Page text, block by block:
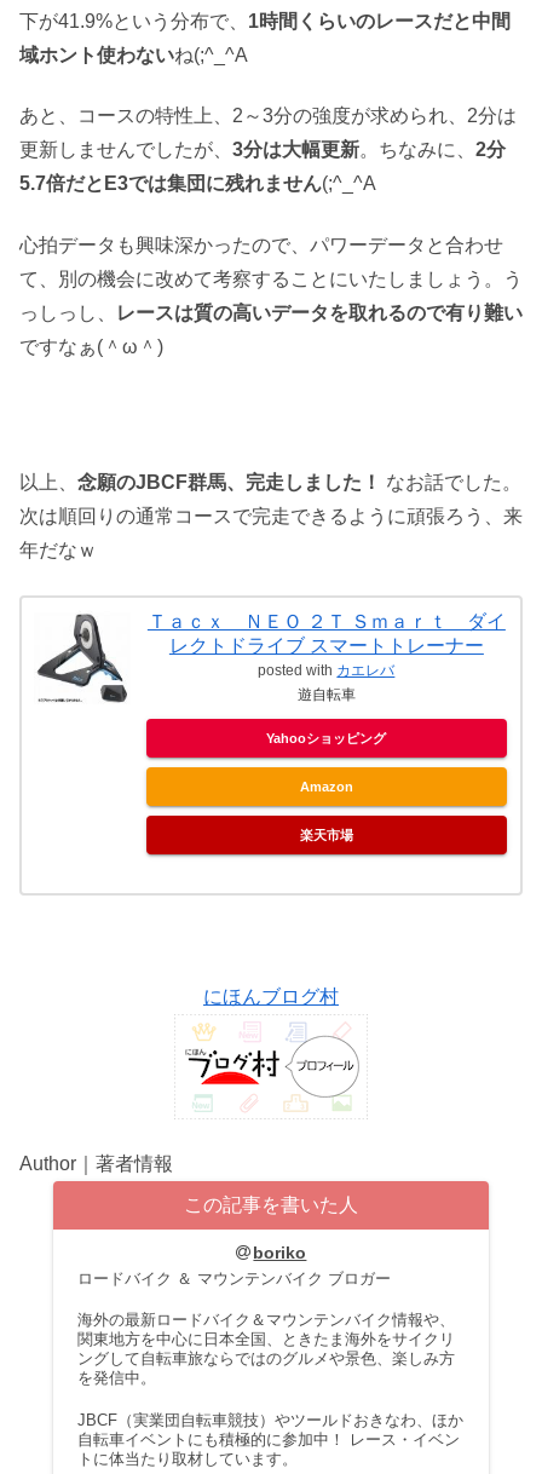
下が41.9%という分布で、 1時間くらいのレースだと中間
域ホント使わないね(;^_^A
あと、コースの特性上、2～3分の強度が求められ、2分は
更新しませんでしたが、 3分は大幅更新。ちなみに、 2分
5.7倍だとE3では集団に残れません(;^_^A
心拍データも興味深かったので、パワーデータと合わせ
て、別の機会に改めて考察することにいたしましょう。う
っしっし、
レースは質の高いデータを取れるので有り難い
ですなぁ(＾ω＾)
以上、 念願のJBCF群馬、完走しました！
なお話でした。
次は順回りの通常コースで完走できるように頑張ろう、来
年だなｗ
Ｔａｃｘ ＮＥＯ ２Ｔ Ｓｍａｒｔ ダイ
レクトドライブ スマートトレーナー
posted with カエレバ
遊自転車
Yahooショッピング
Amazon
楽天市場
にほんブログ村
Author｜著者情報
この記事を書いた人
boriko
ロードバイク ＆ マウンテンバイク ブロガー
海外の最新ロードバイク＆マウンテンバイク情報や、
関東地方を中心に日本全国、ときたま海外をサイクリ
ングして自転車旅ならではのグルメや景色、楽しみ方
を発信中。
JBCF（実業団自転車競技）やツールドおきなわ、ほか
自転車イベントにも積極的に参加中！ レース・イベン
トに体当たり取材しています。